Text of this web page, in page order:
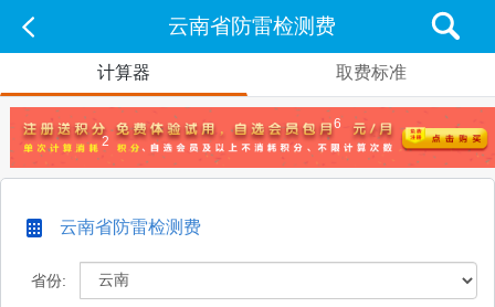
云南省防雷检测费
计算器 取费标准
6
2
云南省防雷检测费
省份: